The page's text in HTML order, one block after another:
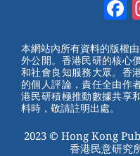
本網站內所有資料的版權
外公開。香港民研的核心
和社會良知服務大眾。香
的個人評論，責任全由作
港民研積極推動數據共享
料時，敬請註明出處。
2023 © Hong Kong
香港民意研究